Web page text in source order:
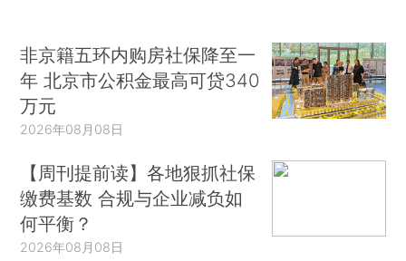
非京籍五环内购房社保降至一
年 北京市公积金最高可贷340
万元
2026年08月08日
【周刊提前读】各地狠抓社保
缴费基数 合规与企业减负如
何平衡？
2026年08月08日